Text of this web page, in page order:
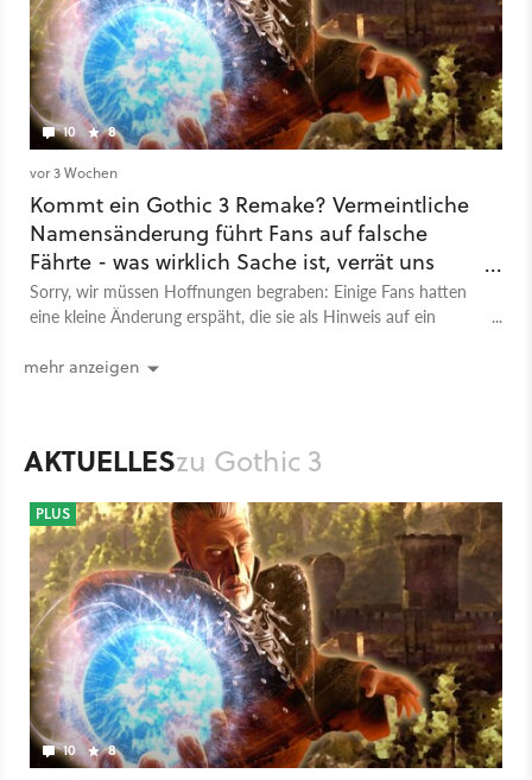
10 8
vor 3 Wochen
Kommt ein Gothic 3 Remake? Vermeintliche
Namensänderung führt Fans auf falsche
Fährte - was wirklich Sache ist, verrät uns
THQ Nordic
Sorry, wir müssen Hoffnungen begraben: Einige Fans hatten
eine kleine Änderung erspäht, die sie als Hinweis auf ein
mehr anzeigen
AKTUELLESzu Gothic 3
10 8
PLUS